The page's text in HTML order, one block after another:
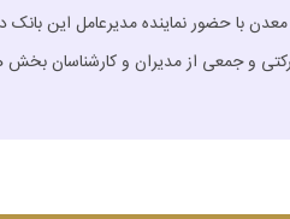
حضور نماینده مدیرعامل این بانک در
و جمعی از مدیران و کارشناسان بخش